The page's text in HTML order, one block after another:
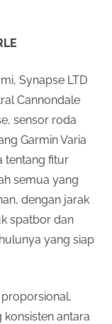
Synapse LTD
Cannondale
sensor roda
Garmin Varia
tentang fitur
semua yang
dengan jarak
spatbor dan
yang siap
antara